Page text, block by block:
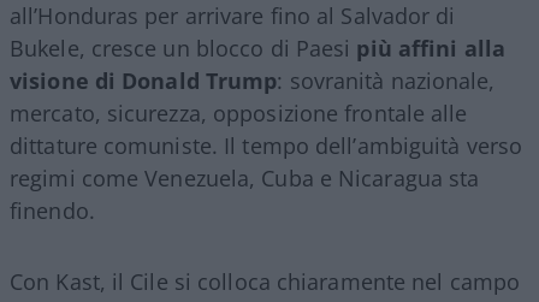
all’Honduras per arrivare fino al Salvador di
Bukele, cresce un blocco di Paesi più affini alla
visione di Donald Trump: sovranità nazionale,
mercato, sicurezza, opposizione frontale alle
dittature comuniste. Il tempo dell’ambiguità verso
regimi come Venezuela, Cuba e Nicaragua sta
finendo.
Con Kast, il Cile si colloca chiaramente nel campo